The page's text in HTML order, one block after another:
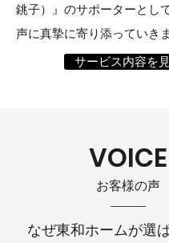
銚子）』のサポーターとし
声に真摯に寄り添っていきま
サービス内容を
VOICE
お客様の声
なぜ東和ホームが選